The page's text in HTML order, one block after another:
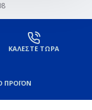
ΚΑΛΕΣΤΕ ΤΩΡΑ
ΠΡΟΪΟΝ